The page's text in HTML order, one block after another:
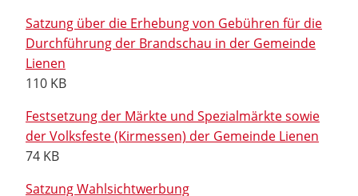
Satzung über die Erhebung von Gebühren für die
Durchführung der Brandschau in der Gemeinde
Lienen
110 KB
Festsetzung der Märkte und Spezialmärkte sowie
der Volksfeste (Kirmessen) der Gemeinde Lienen
74 KB
Satzung Wahlsichtwerbung